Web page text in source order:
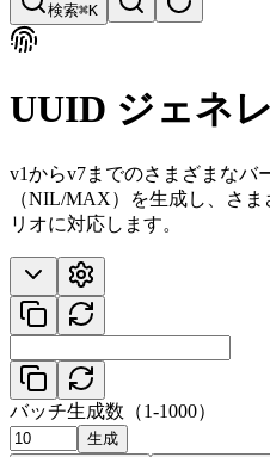
検索⌘K
ツールを素早く検索
UUID ジェネ
v1からv7までのさまざまなバ
（NIL/MAX）を生成し、さ
リオに対応します。
バッチ生成数（1-1000）
生成